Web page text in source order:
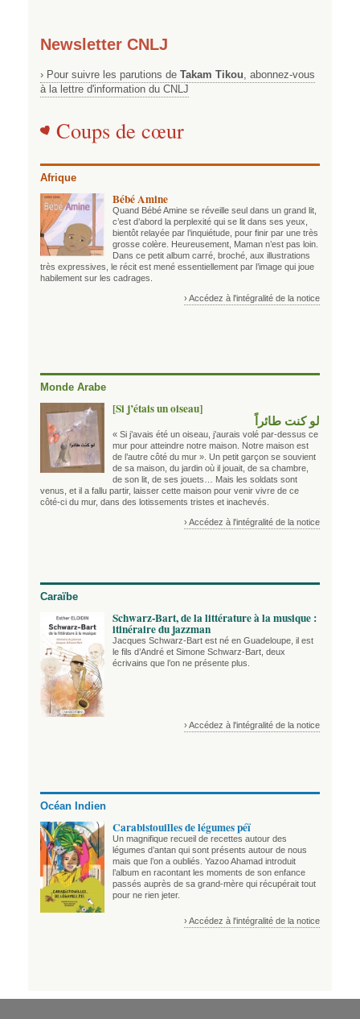
Newsletter CNLJ
› Pour suivre les parutions de Takam Tikou , abonnez-vous
à la lettre d'information du CNLJ
Coups de cœur
Afrique
Bébé Amine
Quand Bébé Amine se réveille seul dans un grand lit,
c’est d’abord la perplexité qui se lit dans ses yeux,
bientôt relayée par l’inquiétude, pour finir par une très
grosse colère. Heureusement, Maman n’est pas loin.
Dans ce petit album carré, broché, aux illustrations
très expressives, le récit est mené essentiellement par l’image qui joue
habilement sur les cadrages.
› Accédez à l'intégralité de la notice
Monde Arabe
[Si j’étais un oiseau]
لو كنت طائراً
« Si j’avais été un oiseau, j’aurais volé par-dessus ce
mur pour atteindre notre maison. Notre maison est
de l’autre côté du mur ». Un petit garçon se souvient
de sa maison, du jardin où il jouait, de sa chambre,
de son lit, de ses jouets… Mais les soldats sont
venus, et il a fallu partir, laisser cette maison pour venir vivre de ce
côté-ci du mur, dans des lotissements tristes et inachevés.
› Accédez à l'intégralité de la notice
Caraïbe
Schwarz-Bart, de la littérature à la musique :
itinéraire du jazzman
Jacques Schwarz-Bart est né en Guadeloupe, il est
le fils d’André et Simone Schwarz-Bart, deux
écrivains que l’on ne présente plus.
› Accédez à l'intégralité de la notice
Océan Indien
Carabistouilles de légumes péï
Un magnifique recueil de recettes autour des
légumes d’antan qui sont présents autour de nous
mais que l’on a oubliés. Yazoo Ahamad introduit
l’album en racontant les moments de son enfance
passés auprès de sa grand-mère qui récupérait tout
pour ne rien jeter.
› Accédez à l'intégralité de la notice